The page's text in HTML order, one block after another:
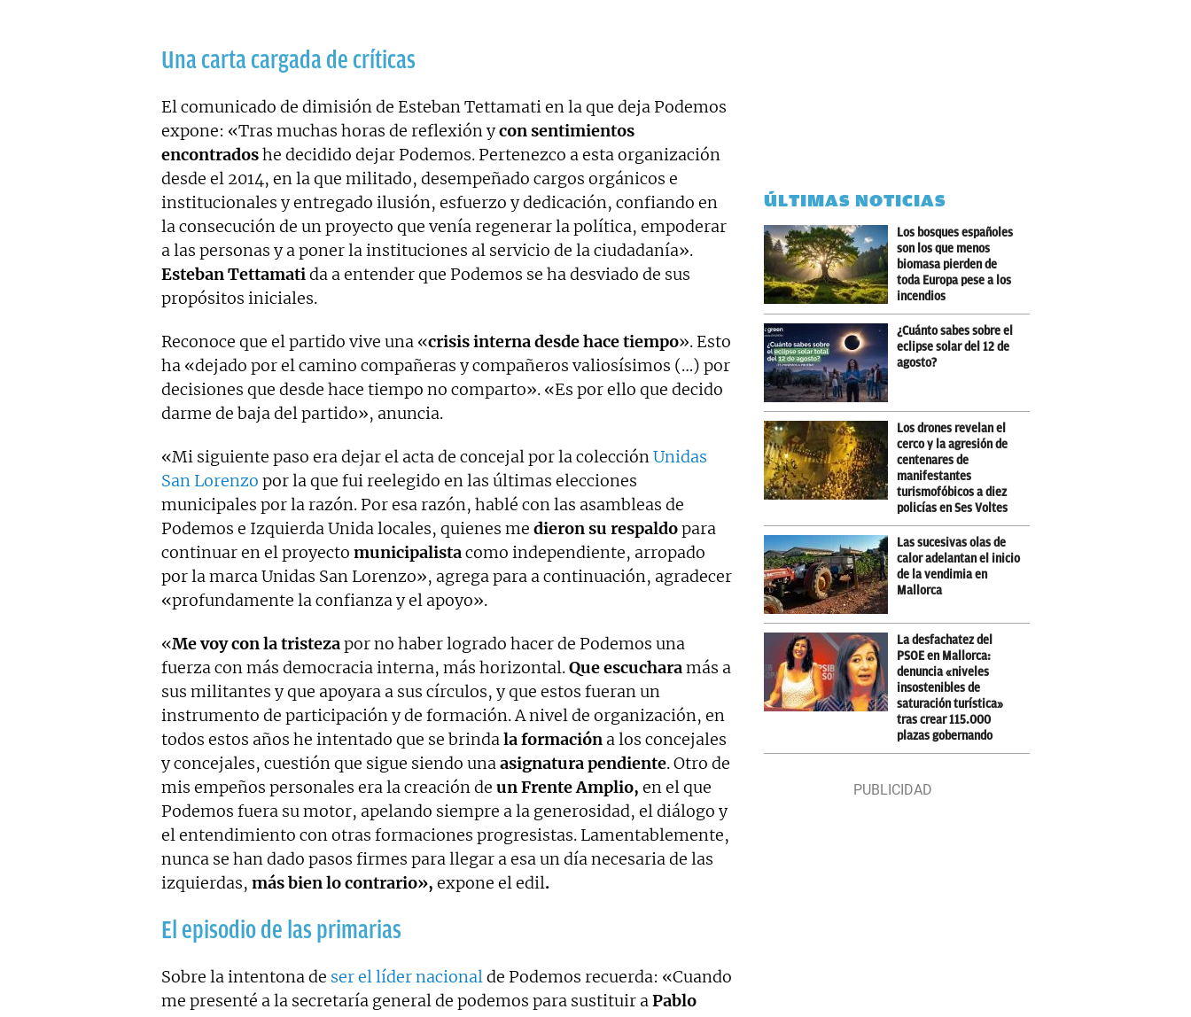
Una carta cargada de críticas
El comunicado de dimisión de Esteban Tettamati en la que deja Podemos
expone: «Tras muchas horas de reflexión ycon sentimientos
encontradoshe decidido dejar Podemos. Pertenezco a esta organización
desde el 2014, en la que militado, desempeñado cargos orgánicos e
institucionales y entregado ilusión, esfuerzo y dedicación, confiando en
la consecución de un proyecto que venía regenerar la política, empoderar
a las personas y a poner la instituciones al servicio de la ciudadanía».
Esteban Tettamatida a entender que Podemos se ha desviado de sus
propósitos iniciales.
Reconoce que el partido vive una «crisis interna desde hace tiempo». Esto
ha «dejado por el camino compañeras y compañeros valiosísimos (…) por
decisiones que desde hace tiempo no comparto». «Es por ello que decido
darme de baja del partido», anuncia.
«Mi siguiente paso era dejar el acta de concejal por la colecciónUnidas
San Lorenzo por la que fui reelegido en las últimas elecciones
municipales por la razón. Por esa razón, hablé con las asambleas de
Podemos e Izquierda Unida locales, quienes me dieron su respaldopara
continuar en el proyecto municipalistacomo independiente, arropado
por la marca Unidas San Lorenzo», agrega para a continuación, agradecer
«profundamente la confianza y el apoyo».
«Me voy con la tristezapor no haber logrado hacer de Podemos una
fuerza con más democracia interna, más horizontal.Que escucharamás a
sus militantes y que apoyara a sus círculos, y que estos fueran un
instrumento de participación y de formación. A nivel de organización, en
todos estos años he intentado que se brindala formación a los concejales
y concejales, cuestión que sigue siendo unaasignatura pendiente. Otro de
mis empeños personales era la creación de un Frente Amplio, en el que
Podemos fuera su motor, apelando siempre a la generosidad, el diálogo y
el entendimiento con otras formaciones progresistas. Lamentablemente,
nunca se han dado pasos firmes para llegar a esa un día necesaria de las
izquierdas, más bien lo contrario», expone el edil.
El episodio de las primarias
Sobre la intentona de ser el líder nacionalde Podemos recuerda: «Cuando
me presenté a la secretaría general de podemos para sustituir aPablo
ÚLTIMAS NOTICIAS
Los bosques españoles
son los que menos
biomasa pierden de
toda Europa pese a los
incendios
¿Cuánto sabes sobre el
eclipse solar del 12 de
agosto?
Los drones revelan el
cerco y la agresión de
centenares de
manifestantes
turismofóbicos a diez
policías en Ses Voltes
Las sucesivas olas de
calor adelantan el inicio
de la vendimia en
Mallorca
La desfachatez del
PSOE en Mallorca:
denuncia «niveles
insostenibles de
saturación turística»
tras crear 115.000
plazas gobernando